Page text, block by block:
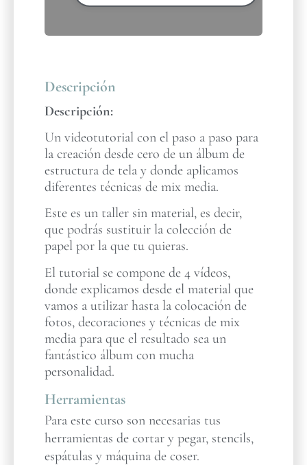
Descripción
Descripción:
Un videotutorial con el paso a paso para
la creación desde cero de un álbum de
estructura de tela y donde aplicamos
diferentes técnicas de mix media.
Este es un taller sin material, es decir,
que podrás sustituir la colección de
papel por la que tu quieras.
El tutorial se compone de 4 vídeos,
donde explicamos desde el material que
vamos a utilizar hasta la colocación de
fotos, decoraciones y técnicas de mix
media para que el resultado sea un
fantástico álbum con mucha
personalidad.
Herramientas
Para este curso son necesarias tus
herramientas de cortar y pegar, stencils,
espátulas y máquina de coser.